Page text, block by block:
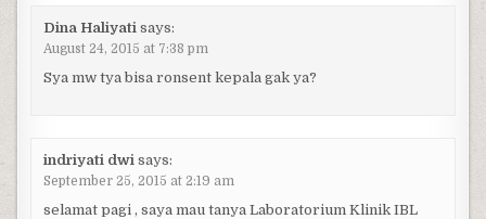
Dina Haliyati says:
August 24, 2015 at 7:38 pm
Sya mw tya bisa ronsent kepala gak ya?
indriyati dwi says:
September 25, 2015 at 2:19 am
selamat pagi , saya mau tanya Laboratorium Klinik IBL